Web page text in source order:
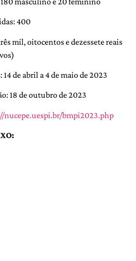
400
mil, oitocentos e dezessete reais
de abril a 4 de maio de 2023
18 de outubro de 2023
nucepe.uespi.br/bmpi2023.php